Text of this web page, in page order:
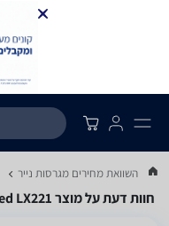
... השוואת מחירים מגרסות נייר
חוות דעת על מוצר Powershred LX221